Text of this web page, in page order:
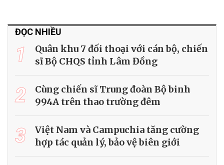
ĐỌC NHIỀU
1
Quân khu 7 đối thoại với cán bộ, chiến
sĩ Bộ CHQS tỉnh Lâm Đồng
2
Cùng chiến sĩ Trung đoàn Bộ binh
994A trên thao trường đêm
3
Việt Nam và Campuchia tăng cường
hợp tác quản lý, bảo vệ biên giới